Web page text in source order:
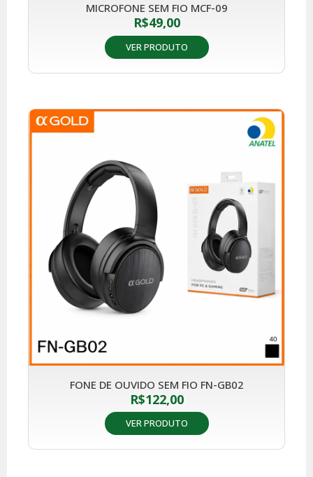
MICROFONE SEM FIO MCF-09
R$49,00
VER PRODUTO
FONE DE OUVIDO SEM FIO FN-GB02
R$122,00
VER PRODUTO